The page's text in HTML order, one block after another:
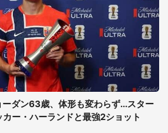
ダン63歳、体形も変わらず...スター
ー・ハーランドと最強2ショット